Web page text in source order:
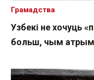
Узбекі не хочуць
больш, чым
Грамадства